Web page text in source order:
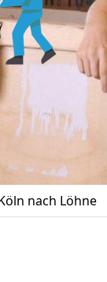
nach Löhne